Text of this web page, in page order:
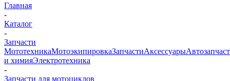
Главная
-
Каталог
-
Запчасти
МототехникаМотоэкипировкаЗапчастиАксессуары
и химияЭлектротехника
-
Запчасти для мотоциклов